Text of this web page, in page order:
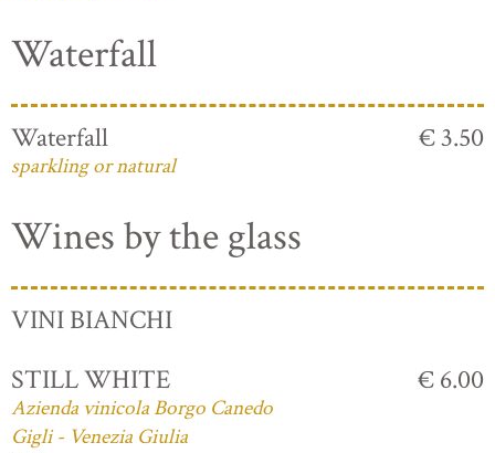
Waterfall
Waterfall
sparkling or natural
€ 3.50
Wines by the glass
VINI BIANCHI
STILL WHITE
Azienda vinicola Borgo Canedo
Gigli - Venezia Giulia
€ 6.00